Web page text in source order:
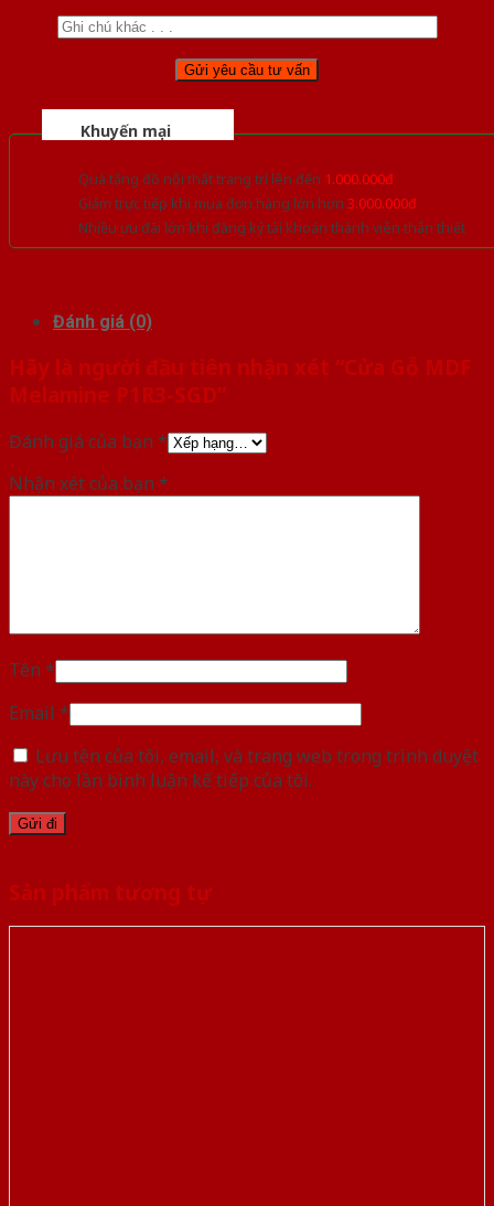
Khuyến mại
Quà tặng đồ nội thất trang trí lên đến 1.000.000đ
Giảm trực tiếp khi mua đơn hàng lớn hơn 3.000.000đ
Nhiều ưu đãi lớn khi đăng ký tài khoản thành viên thân thiết
Đánh giá (0)
Hãy là người đầu tiên nhận xét “Cửa Gỗ MDF
Melamine P1R3-SGD”
Đánh giá của bạn *
Nhận xét của bạn *
Tên *
Email *
Lưu tên của tôi, email, và trang web trong trình duyệt
này cho lần bình luận kế tiếp của tôi.
Sản phẩm tương tự